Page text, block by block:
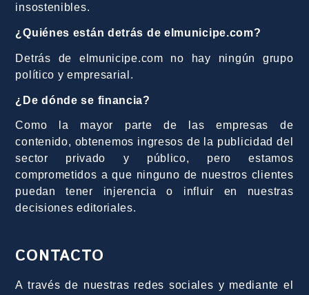
insostenibles.
¿Quiénes están detrás de elmunicipe.com?
Detrás de elmunicipe.com no hay ningún grupo
político y empresarial.
¿De dónde se financia?
Como la mayor parte de las empresas de
contenido, obtenemos ingresos de la publicidad del
sector privado y público, pero estamos
comprometidos a que ninguno de nuestros clientes
puedan tener injerencia o influir en nuestras
decisiones editoriales.
CONTACTO
A través de nuestras redes sociales y mediante el